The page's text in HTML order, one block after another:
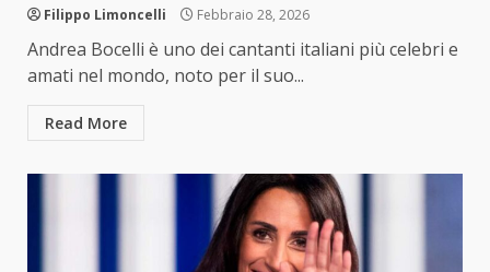
Filippo Limoncelli Febbraio 28, 2026
Andrea Bocelli è uno dei cantanti italiani più celebri e
amati nel mondo, noto per il suo...
Read More